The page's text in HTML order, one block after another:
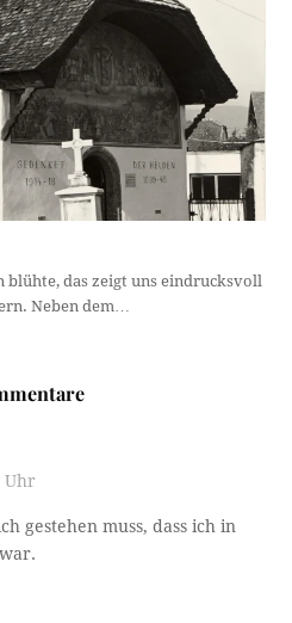
blühte, das zeigt uns eindrucksvoll
Neben dem…
Uhr
gestehen muss, dass ich in